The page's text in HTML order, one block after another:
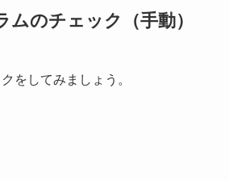
のチェック（手動）
をしてみましょう。